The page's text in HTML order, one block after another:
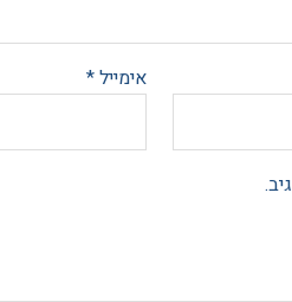
אימייל*